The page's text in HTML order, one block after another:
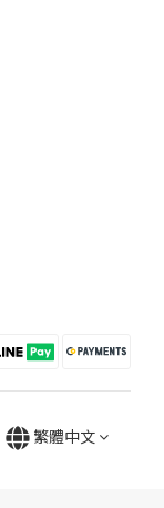
繁體中文